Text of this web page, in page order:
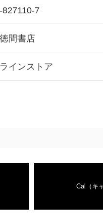
7
間書店
インストア
Cal（キ